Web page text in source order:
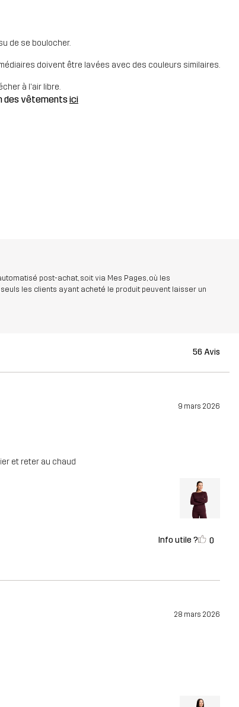
de se boulocher.
doivent être lavées avec des couleurs similaires.
à l'air libre.
des vêtementsici
post-achat, soit via Mes Pages, où les
les clients ayant acheté le produit peuvent laisser un
56 Avis
9 mars 2026
et reter au chaud
Info utile ? 0
28 mars 2026